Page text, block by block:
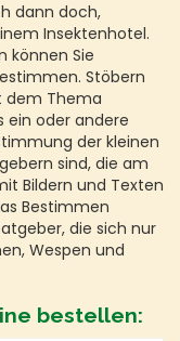
dann doch,
Insektenhotel.
können Sie
Stöbern
dem Thema
ein oder andere
der kleinen
sind, die am
Bildern und Texten
Bestimmen
die sich nur
Wespen und
bestellen: